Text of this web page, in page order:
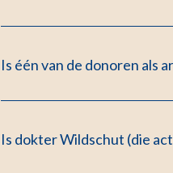
Is één van de donoren als
Is dokter Wildschut (die